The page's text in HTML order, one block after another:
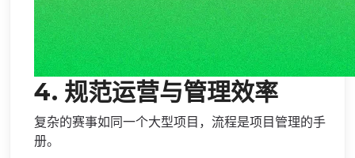
4. 规范运营与管理效率
复杂的赛事如同一个大型项目，流程是项目管理的手
册。